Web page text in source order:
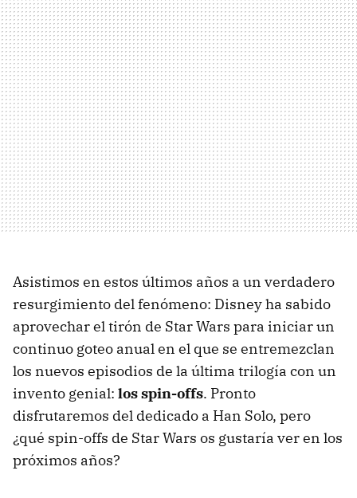
Asistimos en estos últimos años a un verdadero
resurgimiento del fenómeno: Disney ha sabido
aprovechar el tirón de Star Wars para iniciar un
continuo goteo anual en el que se entremezclan
los nuevos episodios de la última trilogía con un
invento genial: los spin-offs. Pronto
disfrutaremos del dedicado a Han Solo, pero
¿qué spin-offs de Star Wars os gustaría ver en los
próximos años?